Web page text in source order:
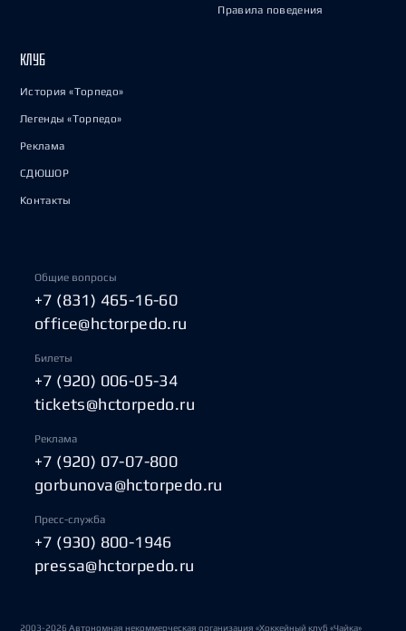
Правила поведения
КЛУБ
История «Торпедо»
Легенды «Торпедо»
Реклама
СДЮШОР
Контакты
Общие вопросы
+7 (831) 465-16-60
office@hctorpedo.ru
Билеты
+7 (920) 006-05-34
tickets@hctorpedo.ru
Реклама
+7 (920) 07-07-800
gorbunova@hctorpedo.ru
Пресс-служба
+7 (930) 800-1946
pressa@hctorpedo.ru
2003-2026 Автономная некоммерческая организация «Хоккейный клуб «Чайка»